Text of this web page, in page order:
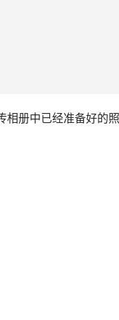
相册中已经准备好的